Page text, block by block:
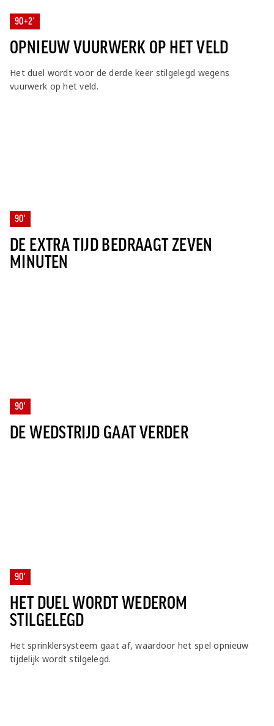
90+2'
OPNIEUW VUURWERK OP HET VELD
Het duel wordt voor de derde keer stilgelegd wegens
vuurwerk op het veld.
90'
DE EXTRA TIJD BEDRAAGT ZEVEN
MINUTEN
90'
DE WEDSTRIJD GAAT VERDER
90'
HET DUEL WORDT WEDEROM
STILGELEGD
Het sprinklersysteem gaat af, waardoor het spel opnieuw
tijdelijk wordt stilgelegd.